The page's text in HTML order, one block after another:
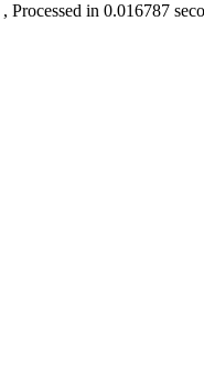
, Processed in 0.016787